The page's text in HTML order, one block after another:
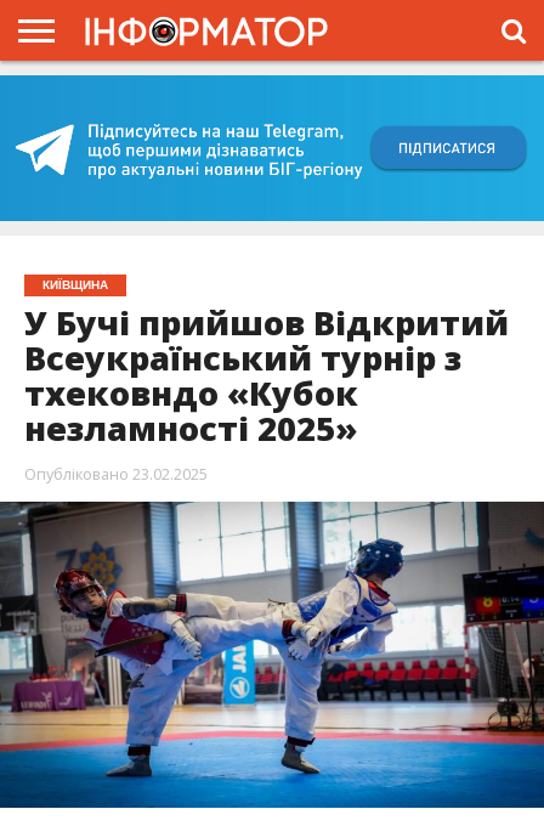
ПРОЄКТ
КИЇВЩИНА
У Бучі прийшов Відкритий
Всеукраїнський турнір з
тхековндо «Кубок
незламності 2025»
Опубліковано 23.02.2025